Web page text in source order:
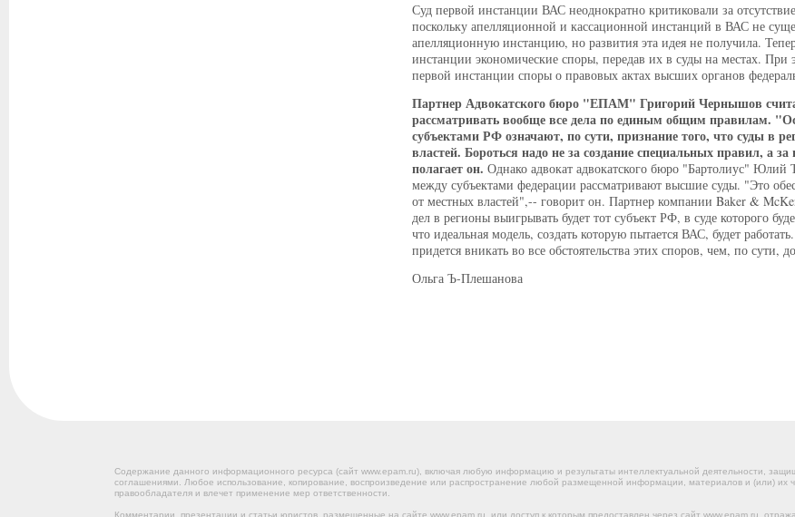
Суд первой инстанции ВАС неоднократно критиковали за
поскольку апелляционной и кассационной инстанций в ВАС не
апелляционную инстанцию, но развития эта идея не получила.
инстанции экономические споры, передав их в суды на местах.
первой инстанции споры о правовых актах высших органов
Партнер Адвокатского бюро "ЕПАМ" Григорий Чернышов
рассматривать вообще все дела по единым общим правилам.
субъектами РФ означают, по сути, признание того, что суды в
властей. Бороться надо не за создание специальных правил, а
полагает он. Однако адвокат адвокатского бюро "Бартолиус"
между субъектами федерации рассматривают высшие суды. "Это
от местных властей",-- говорит он. Партнер компании Baker &
дел в регионы выигрывать будет тот субъект РФ, в суде которого
что идеальная модель, создать которую пытается ВАС, будет
придется вникать во все обстоятельства этих споров, чем, по
Ольга Ъ-Плешанова
Содержание данного информационного ресурса (сайт www.epam.ru), включая любую информацию и результаты интеллектуальной деятельности,
соглашениями. Любое использование, копирование, воспроизведение или распространение любой размещенной информации, материалов и (или) их
правообладателя и влечет применение мер ответственности.
Комментарии, презентации и статьи юристов, размещенные на сайте www.epam.ru, или доступ к которым предоставлен через сайт www.epam.ru,